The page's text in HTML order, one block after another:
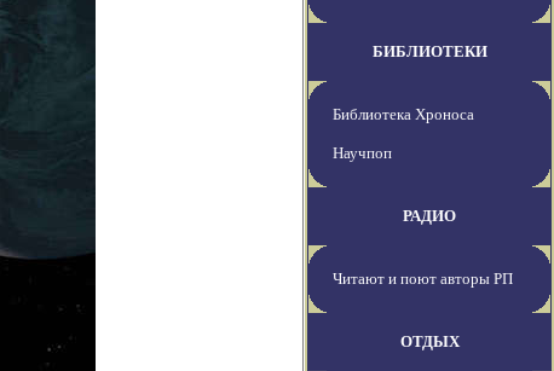
БИБЛИОТЕКИ
Библиотека Хроноса
Научпоп
РАДИО
Читают и поют авторы РП
ОТДЫХ